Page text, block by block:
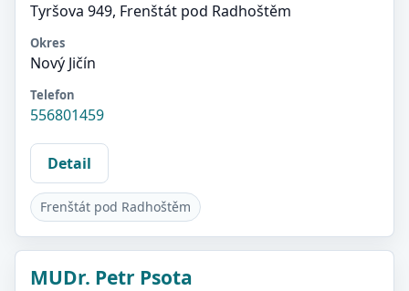
Tyršova 949, Frenštát pod Radhoštěm
Okres
Nový Jičín
Telefon
556801459
Detail
Frenštát pod Radhoštěm
MUDr. Petr Psota